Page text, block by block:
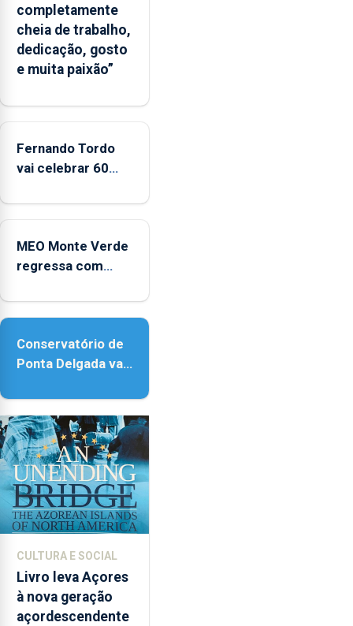
completamente
cheia de trabalho,
dedicação, gosto
e muita paixão”
Fernando Tordo
vai celebrar 60
no Coliseu
MEO Monte Verde
regressa com
acessibilidade
Conservatório de
Ponta Delgada vai
instrumentos
CULTURA E SOCIAL
Livro leva Açores
à nova geração
açordescendente